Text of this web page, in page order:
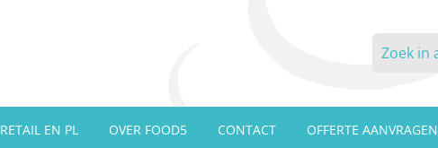
RETAIL EN PL OVER FOOD5 CONTACT OFFERTE AANVRAGEN